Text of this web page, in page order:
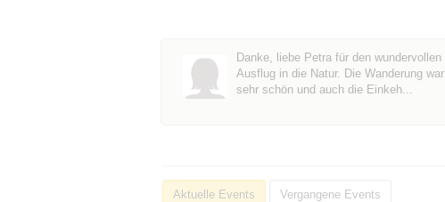
Danke, liebe Petra für den wundervollen
Ausflug in die Natur. Die Wanderung war
sehr schön und auch die Einkeh...
Aktuelle Events Vergangene Events